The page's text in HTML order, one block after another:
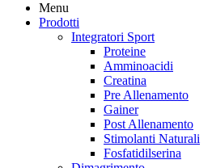
Menu
Prodotti
Integratori Sport
Proteine
Amminoacidi
Creatina
Pre Allenamento
Gainer
Post Allenamento
Stimolanti Naturali
Fosfatidilserina